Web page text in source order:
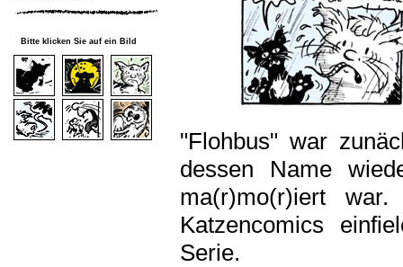
Bitte klicken Sie auf ein Bild
"Flohbus" war
dessen Name
ma(r)mo(r)iert
Katzencomics
Serie.